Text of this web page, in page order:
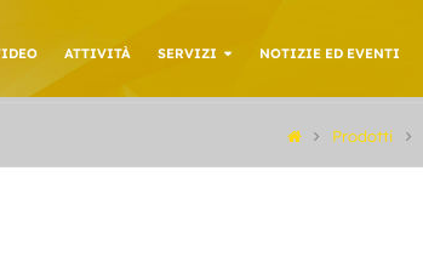
ATTIVITÀ SERVIZI NOTIZIE ED EVENTI
Prodotti